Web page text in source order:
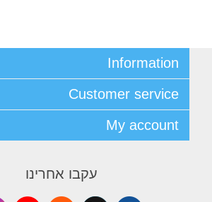
Information
Shipping & returns
Privacy notice
Conditions of Use
About us
Customer service
News
Compare products list
My account
עקבו אחרינו